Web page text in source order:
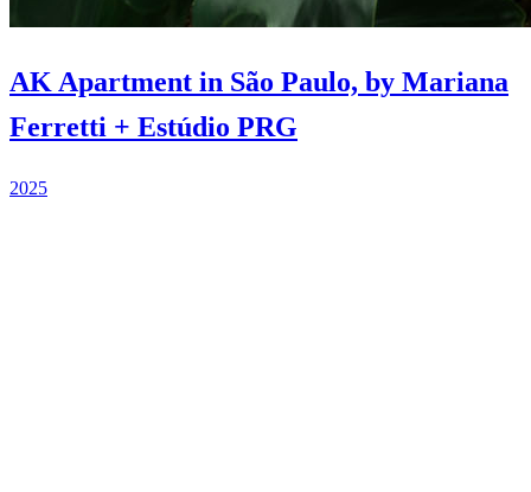
AK Apartment in São Paulo, by Mariana
Ferretti + Estúdio PRG
2025